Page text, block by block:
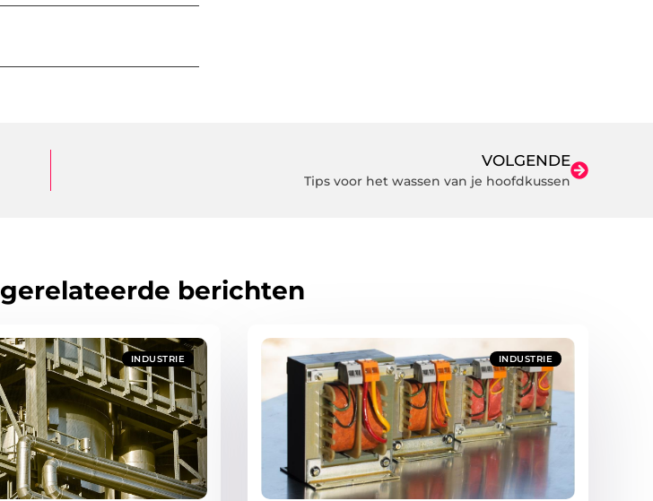
VOLGENDE
Tips voor het wassen van je hoofdkussen
gerelateerde berichten
INDUSTRIE INDUSTRIE